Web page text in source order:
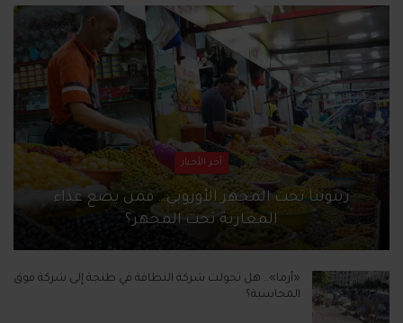
آخر الأخبار
زيتوننا تحت المجهر الأوروبي… فمن يضع غذاء
المغاربة تحت المجهر؟
«أرما».. هل تحولت شركة النظافة في طنجة إلى شركة فوق
المحاسبة؟